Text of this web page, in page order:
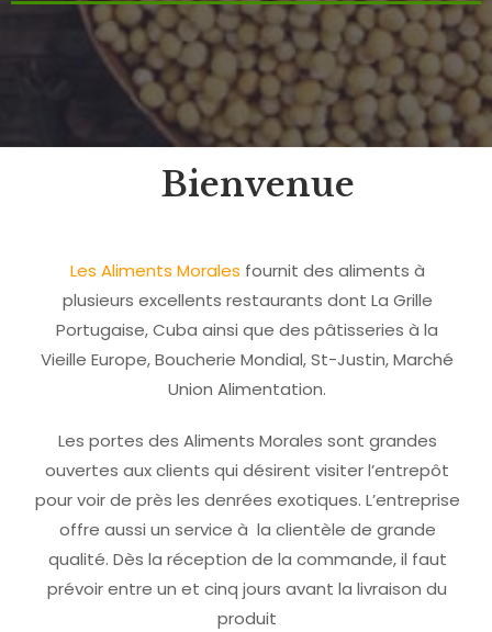
Bienvenue
Les Aliments Morales fournit des aliments à
plusieurs excellents restaurants dont La Grille
Portugaise, Cuba ainsi que des pâtisseries à la
Vieille Europe, Boucherie Mondial, St-Justin, Marché
Union Alimentation.
Les portes des Aliments Morales sont grandes
ouvertes aux clients qui désirent visiter l’entrepôt
pour voir de près les denrées exotiques. L’entreprise
offre aussi un service à la clientèle de grande
qualité. Dès la réception de la commande, il faut
prévoir entre un et cinq jours avant la livraison du
produit